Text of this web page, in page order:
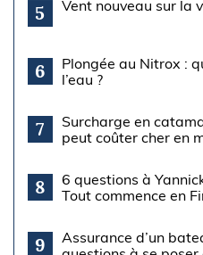
5 Vent nouveau sur la
6
Plongée au Nitrox :
l’eau ?
7
Surcharge en
peut coûter cher en
8
6 questions à
Tout commence en
9
Assurance d’un